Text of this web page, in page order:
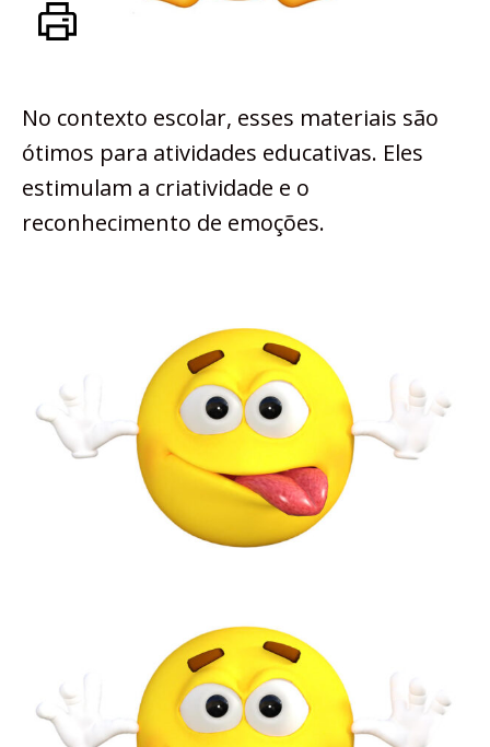
No contexto escolar, esses materiais são
ótimos para atividades educativas. Eles
estimulam a criatividade e o
reconhecimento de emoções.